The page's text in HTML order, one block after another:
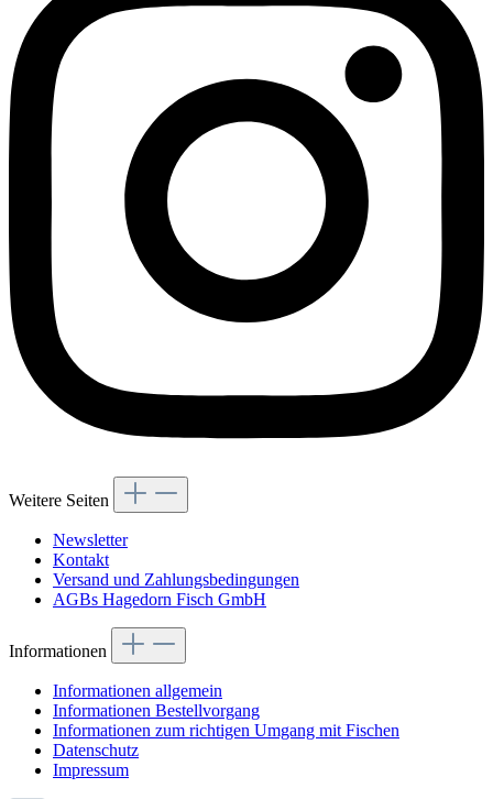
Weitere Seiten
Newsletter
Kontakt
Versand und Zahlungsbedingungen
AGBs Hagedorn Fisch GmbH
Informationen
Informationen allgemein
Informationen Bestellvorgang
Informationen zum richtigen Umgang mit Fischen
Datenschutz
Impressum